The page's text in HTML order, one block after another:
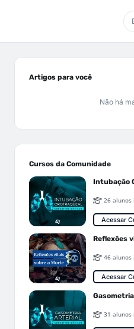
Artigos para você
Não há
Cursos da Comunidade
26 alunos
Acessar
Reflexões
46 alunos
Acessar
31 alunos